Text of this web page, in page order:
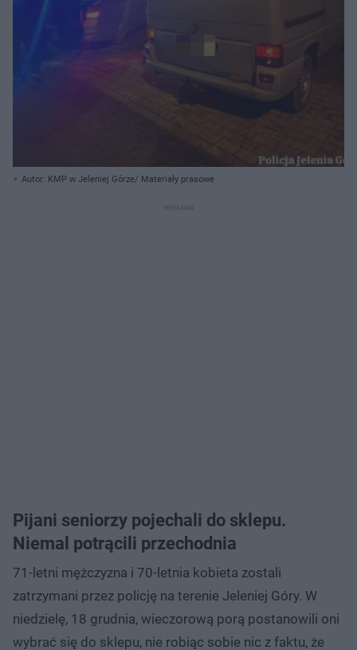
Autor: KMP w Jeleniej Górze/ Materiały prasowe
Pijani seniorzy pojechali do sklepu.
Niemal potrącili przechodnia
71-letni mężczyzna i 70-letnia kobieta zostali
zatrzymani przez policję na terenie Jeleniej Góry. W
niedzielę, 18 grudnia, wieczorową porą postanowili oni
wybrać się do sklepu, nie robiąc sobie nic z faktu, że